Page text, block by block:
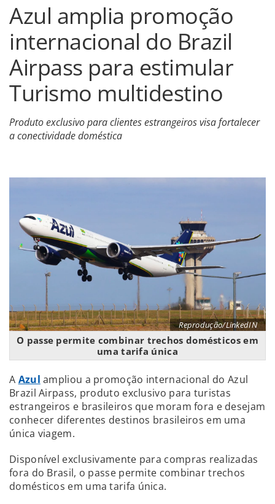
Azul amplia promoção
internacional do Brazil
Airpass para estimular
Turismo multidestino
Produto exclusivo para clientes estrangeiros visa fortalecer
a conectividade doméstica
Reprodução/LinkedIN
O passe permite combinar trechos domésticos em
uma tarifa única
A Azul ampliou a promoção internacional do Azul
Brazil Airpass, produto exclusivo para turistas
estrangeiros e brasileiros que moram fora e desejam
conhecer diferentes destinos brasileiros em uma
única viagem.
Disponível exclusivamente para compras realizadas
fora do Brasil, o passe permite combinar trechos
domésticos em uma tarifa única.